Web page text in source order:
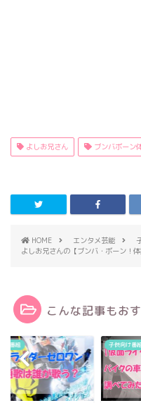
よしお兄さん ブンバボーン
HOME エンタメ芸能
よしお兄さんの【ブンバ・ボーン！
こんな記事もおす
け番組 子供向け番